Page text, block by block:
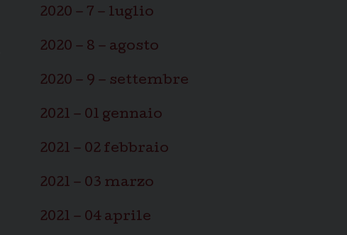
2020 – 7 – luglio
2020 – 8 – agosto
2020 – 9 – settembre
2021 – 01 gennaio
2021 – 02 febbraio
2021 – 03 marzo
2021 – 04 aprile